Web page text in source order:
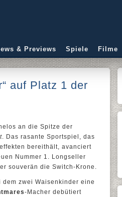
& Previews Spiele Filme
auf Platz 1 der
an die Spitze der
. Das rasante Sportspiel, das
bereithält, avanciert
Nummer 1. Longseller
souverän die Switch-Krone.
dem zwei Waisenkinder eine
-Macher debütiert